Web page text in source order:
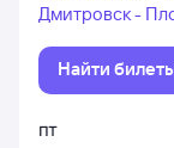
Дмитровск -
Найти
пт